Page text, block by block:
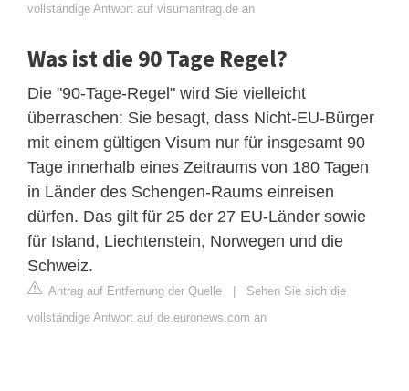
vollständige Antwort auf visumantrag.de an
Was ist die 90 Tage Regel?
Die "90-Tage-Regel" wird Sie vielleicht
überraschen: Sie besagt, dass Nicht-EU-Bürger
mit einem gültigen Visum nur für insgesamt 90
Tage innerhalb eines Zeitraums von 180 Tagen
in Länder des Schengen-Raums einreisen
dürfen. Das gilt für 25 der 27 EU-Länder sowie
für Island, Liechtenstein, Norwegen und die
Schweiz.
Antrag auf Entfernung der Quelle | Sehen Sie sich die
vollständige Antwort auf de.euronews.com an